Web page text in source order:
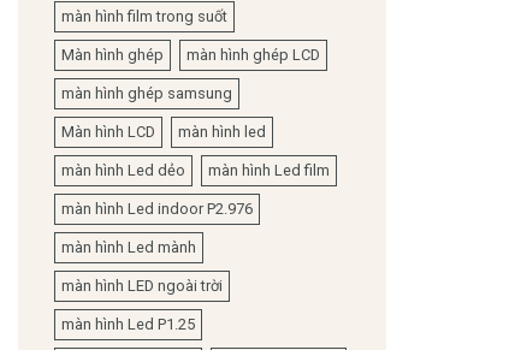
màn hình film trong suốt
Màn hình ghép màn hình ghép LCD
màn hình ghép samsung
Màn hình LCD màn hình led
màn hình Led dẻo màn hình Led film
màn hình Led indoor P2.976
màn hình Led mành
màn hình LED ngoài trời
màn hình Led P1.25